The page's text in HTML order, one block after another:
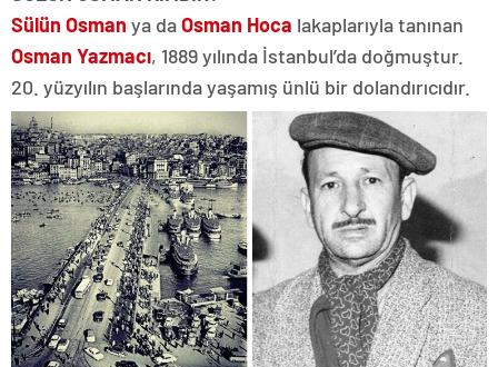
Sülün Osman ya daOsman Hoca lakaplarıyla tanınan
Osman Yazmacı, 1889 yılında İstanbul’da doğmuştur.
20. yüzyılın başlarında yaşamış ünlü bir dolandırıcıdır.